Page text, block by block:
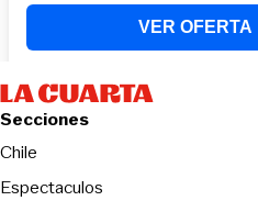
Secciones
Chile
Espectaculos